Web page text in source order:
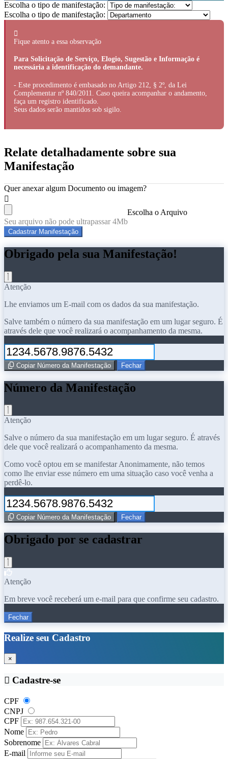
Escolha o tipo de manifestação:
Escolha o tipo de manifestação:
Fique atento a essa observação
Para Solicitação de Serviço, Elogio, Sugestão e Informação é
necessária a identificação do demandante.
- Este procedimento é embasado no Artigo 212, § 2º, da Lei
Complementar nº 840/2011. Caso queira acompanhar o andamento,
faça um registro identificado.
Seus dados serão mantidos sob sigilo.
Relate detalhadamente sobre sua
Manifestação
Quer anexar algum Documento ou imagem?
Escolha o Arquivo
Seu arquivo não pode ultrapassar 4Mb
Cadastrar Manifestação
Obrigado pela sua Manifestação!
Atenção
Lhe enviamos um E-mail com os dados da sua manifestação.
Salve também o número da sua manifestação em um lugar seguro. É
através dele que você realizará o acompanhamento da mesma.
Copiar Número da Manifestação Fechar
Número da Manifestação
Atenção
Salve o número da sua manifestação em um lugar seguro. É através
dele que você realizará o acompanhamento da mesma.
Como você optou em se manifestar Anonimamente, não temos
como lhe enviar esse número em uma situação caso você venha a
perdê-lo.
Copiar Número da Manifestação Fechar
Obrigado por se cadastrar
Atenção
Em breve você receberá um e-mail para que confirme seu cadastro.
Fechar
Realize seu Cadastro
×
Cadastre-se
CPF
CNPJ
CPF
Nome
Sobrenome
E-mail